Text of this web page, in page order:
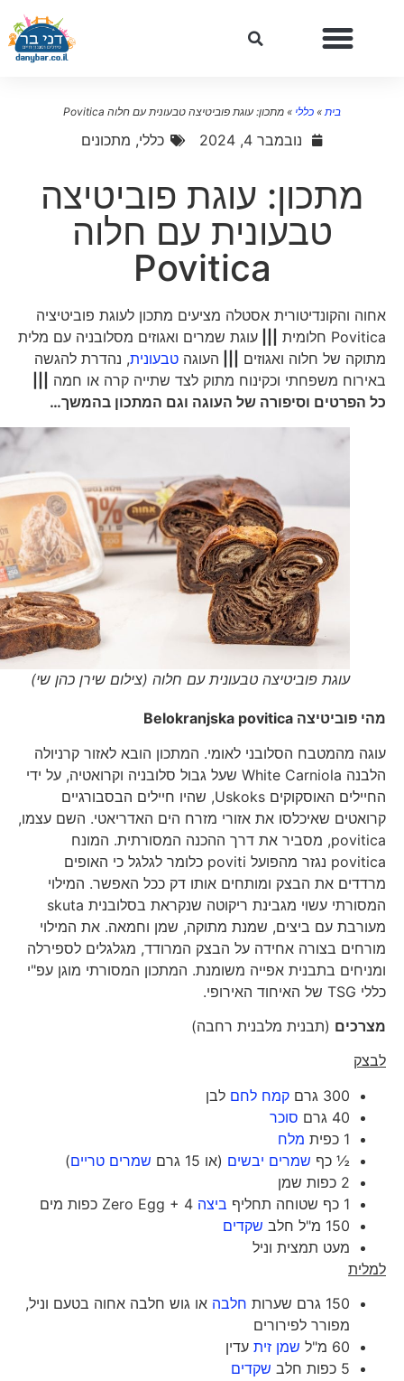
»כללי»מתכון: עוגת פוביטיצה טבעונית עם חלוה Povitica
נובמבר 4, 2024 כללי,מתכונים
מתכון: עוגת פוביטיצה
טבעונית עם חלוה
Povitica
אחוה והקונדיטורית אסטלה מציעים מתכון לעוגת פוביטיציה
Povitica חלומית
|||
עוגת שמרים ואגוזים מסלובניה עם מלית
מתוקה של חלוה ואגוזים||| העוגהטבעונית, נהדרת להגשה
באירוח משפחתי וכקינוח מתוק לצד שתייה קרה או חמה|||
כל הפרטים וסיפורה של העוגה וגם המתכון בהמשך…
עוגת פוביטיצה טבעונית עם חלוה (צילום שירן כהן שי)
מהי פוביטיצהBelokranjska povitica
עוגה מהמטבח הסלובני לאומי. המתכון הובא לאזור קרניולה
הלבנה White Carniola שעל גבול סלובניה וקרואטיה, על ידי
החיילים האוסקוקים Uskoks, שהיו חיילים הבסבורגיים
קרואטים שאיכלסו את אזורי מזרח הים האדריאטי. השם עצמו,
povitica, מסביר את דרך ההכנה המסורתית. המונח
povitica נגזר מהפועל poviti כלומר לגלגל כי האופים
מרדדים את הבצק ומותחים אותו דק ככל האפשר. המילוי
המסורתי עשוי מגבינת ריקוטה שנקראת בסלובנית skuta
מעורבת עם ביצים, שמנת מתוקה, שמן וחמאה. את המילוי
מורחים בצורה אחידה על הבצק המרודד, מגלגלים לספירלה
ומניחים בתבנית אפייה משומנת. המתכון המסורתי מוגן עפ"י
כללי TSG של האיחוד האירופי.
מצרכים(תבנית מלבנית רחבה)
לבצק
300 גרם
קמח לחםלבן
40 גרם
סוכר
1 כפית
מלח
½ כףשמרים יבשים(או 15 גרם שמרים טריים)
2 כפות שמן
1 כף שטוחה תחליף
ביצהZero Egg + 4 כפות מים
150 מ"ל חלב
שקדים
מעט תמצית וניל
למלית
150 גרם שערות
חלבהאו גוש חלבה אחוה בטעם וניל,
מפורר לפירורים
60 מ"ל
שמן זית עדין
5 כפות חלב
שקדים